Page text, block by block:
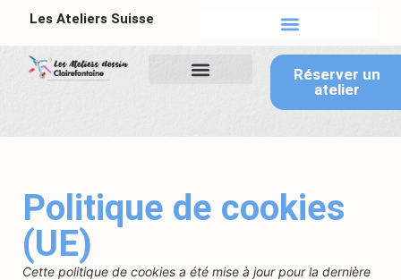
Les Ateliers Suisse
Réserver un
atelier
Politique de cookies
(UE)
Cette politique de cookies a été mise à jour pour la dernière